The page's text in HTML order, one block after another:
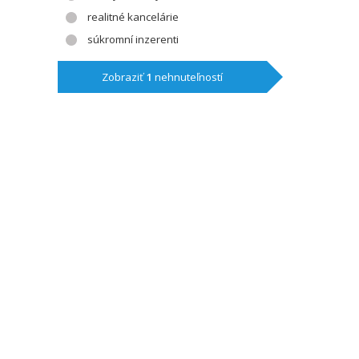
realitné kancelárie
súkromní inzerenti
Zobraziť1 nehnuteľností